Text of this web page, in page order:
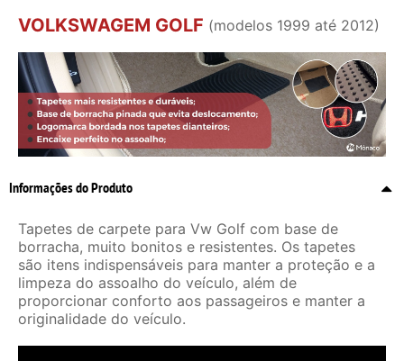
VOLKSWAGEM GOLF (modelos 1999 até 2012)
Informações do Produto
Tapetes de carpete para Vw Golf com base de
borracha, muito bonitos e resistentes. Os tapetes
são itens indispensáveis para manter a proteção e a
limpeza do assoalho do veículo, além de
proporcionar conforto aos passageiros e manter a
originalidade do veículo.